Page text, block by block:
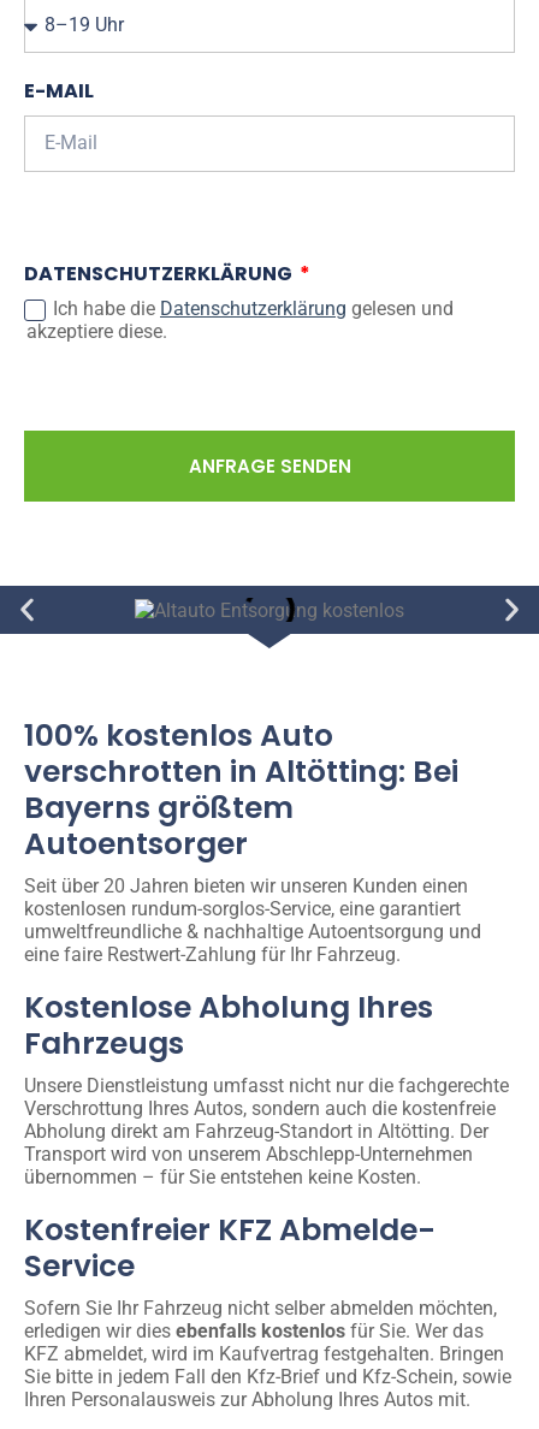
E-MAIL
DATENSCHUTZERKLÄRUNG
Ich habe die Datenschutzerklärung gelesen und
akzeptiere diese.
ANFRAGE SENDEN
100% kostenlos Auto
verschrotten in Altötting: Bei
Bayerns größtem
Autoentsorger
Seit über 20 Jahren bieten wir unseren Kunden einen
kostenlosen rundum-sorglos-Service, eine garantiert
umweltfreundliche & nachhaltige Autoentsorgung und
eine faire Restwert-Zahlung für Ihr Fahrzeug.
Kostenlose Abholung Ihres
Fahrzeugs
Unsere Dienstleistung umfasst nicht nur die fachgerechte
Verschrottung Ihres Autos, sondern auch die kostenfreie
Abholung direkt am Fahrzeug-Standort in Altötting. Der
Transport wird von unserem Abschlepp-Unternehmen
übernommen – für Sie entstehen keine Kosten.
Kostenfreier KFZ Abmelde-
Service
Sofern Sie Ihr Fahrzeug nicht selber abmelden möchten,
erledigen wir dies ebenfalls kostenlos für Sie. Wer das
KFZ abmeldet, wird im Kaufvertrag festgehalten. Bringen
Sie bitte in jedem Fall den Kfz-Brief und Kfz-Schein, sowie
Ihren Personalausweis zur Abholung Ihres Autos mit.